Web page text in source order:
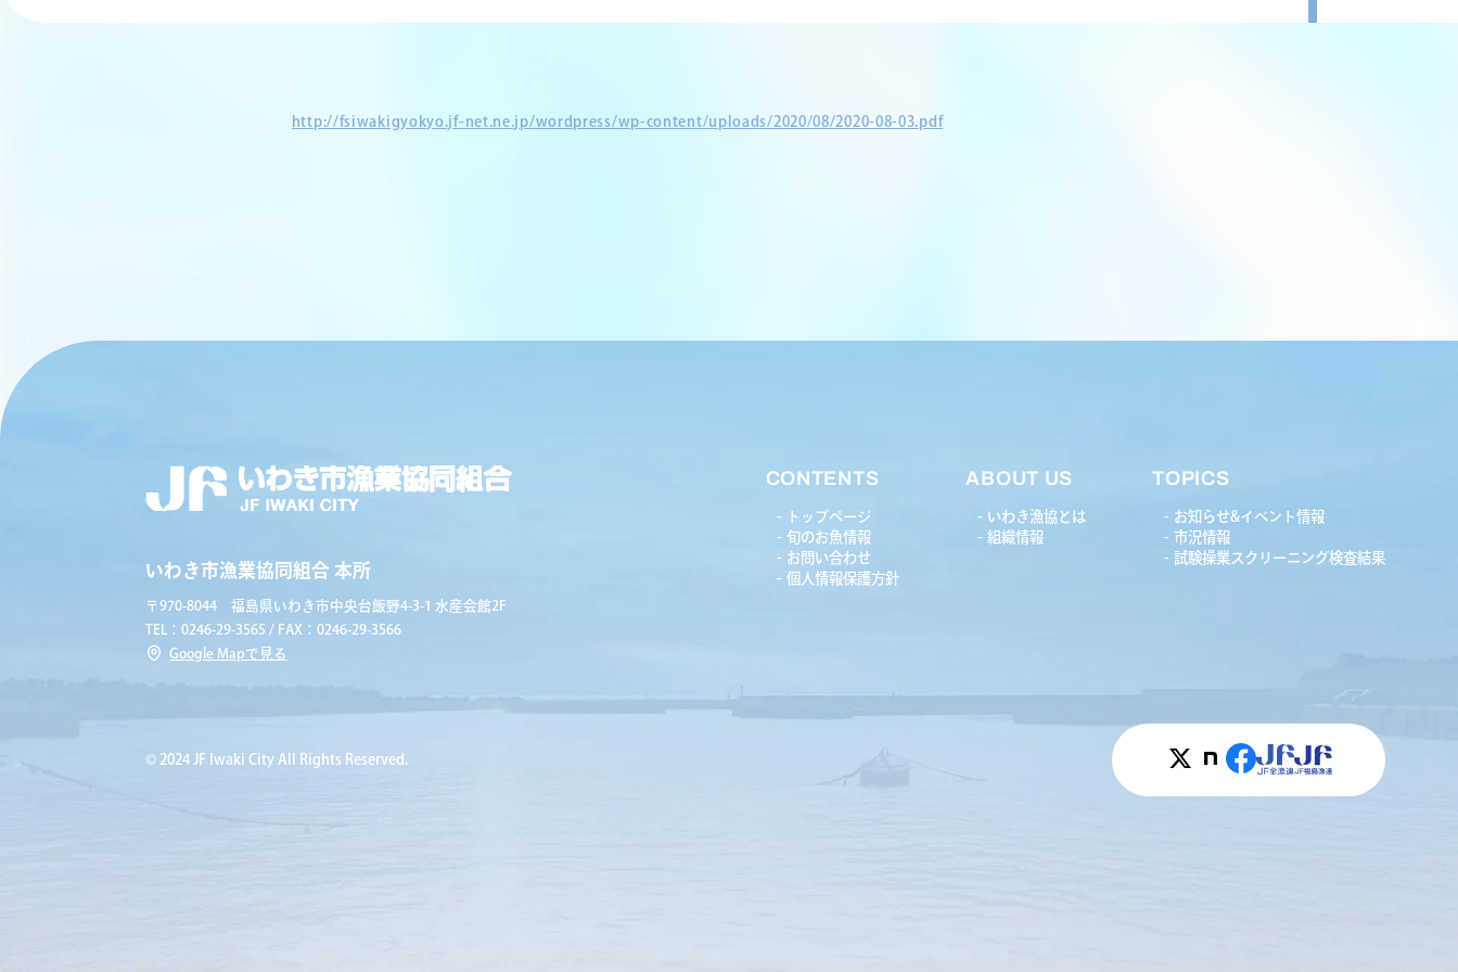
http://fsiwakigyokyo.jf-net.ne.jp/wordpress/wp-content/uploads/2020/08/2020-08-03.pdf
いわき市漁業協同組合 本所
〒970-8044 福島県いわき市中央台飯野4-3-1 水産会館2F
TEL：0246-29-3565 / FAX：0246-29-3566
Google Mapで見る
CONTENTS
トップページ
旬のお魚情報
お問い合わせ
個人情報保護方針
ABOUT US
いわき漁協とは
組織情報
TOPICS
お知らせ&イベント情報
市況情報
試験操業スクリーニング検査結果
© 2024 JF Iwaki City All Rights Reserved.